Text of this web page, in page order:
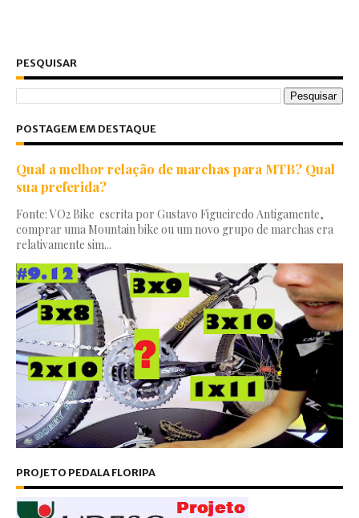
PESQUISAR
POSTAGEM EM DESTAQUE
Qual a melhor relação de marchas para MTB? Qual
sua preferida?
Fonte: VO2 Bike escrita por Gustavo Figueiredo Antigamente,
comprar uma Mountain bike ou um novo grupo de marchas era
relativamente sim...
PROJETO PEDALA FLORIPA